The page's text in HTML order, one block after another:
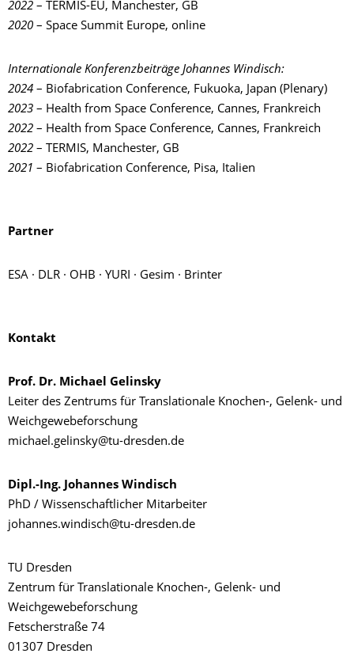
2022 – TERMIS-EU, Manchester, GB
2020 – Space Summit Europe, online
Internationale Konferenzbeiträge Johannes Windisch:
2024 – Biofabrication Conference, Fukuoka, Japan (Plenary)
2023 – Health from Space Conference, Cannes, Frankreich
2022 – Health from Space Conference, Cannes, Frankreich
2022 – TERMIS, Manchester, GB
2021 – Biofabrication Conference, Pisa, Italien
Partner
ESA · DLR · OHB · YURI · Gesim · Brinter
Kontakt
Prof. Dr. Michael Gelinsky
Leiter des Zentrums für Translationale Knochen-, Gelenk- und
Weichgewebeforschung
michael.gelinsky@tu-dresden.de
Dipl.-Ing. Johannes Windisch
PhD / Wissenschaftlicher Mitarbeiter
johannes.windisch@tu-dresden.de
TU Dresden
Zentrum für Translationale Knochen-, Gelenk- und
Weichgewebeforschung
Fetscherstraße 74
01307 Dresden